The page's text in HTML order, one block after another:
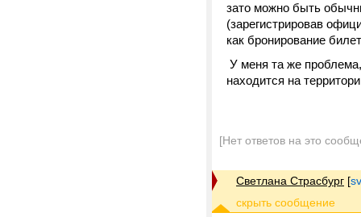
зато можно быть
(зарегистрировав
как бронирование
У меня та же
находится на
[Нет ответов на это
Светлана Страсбург [